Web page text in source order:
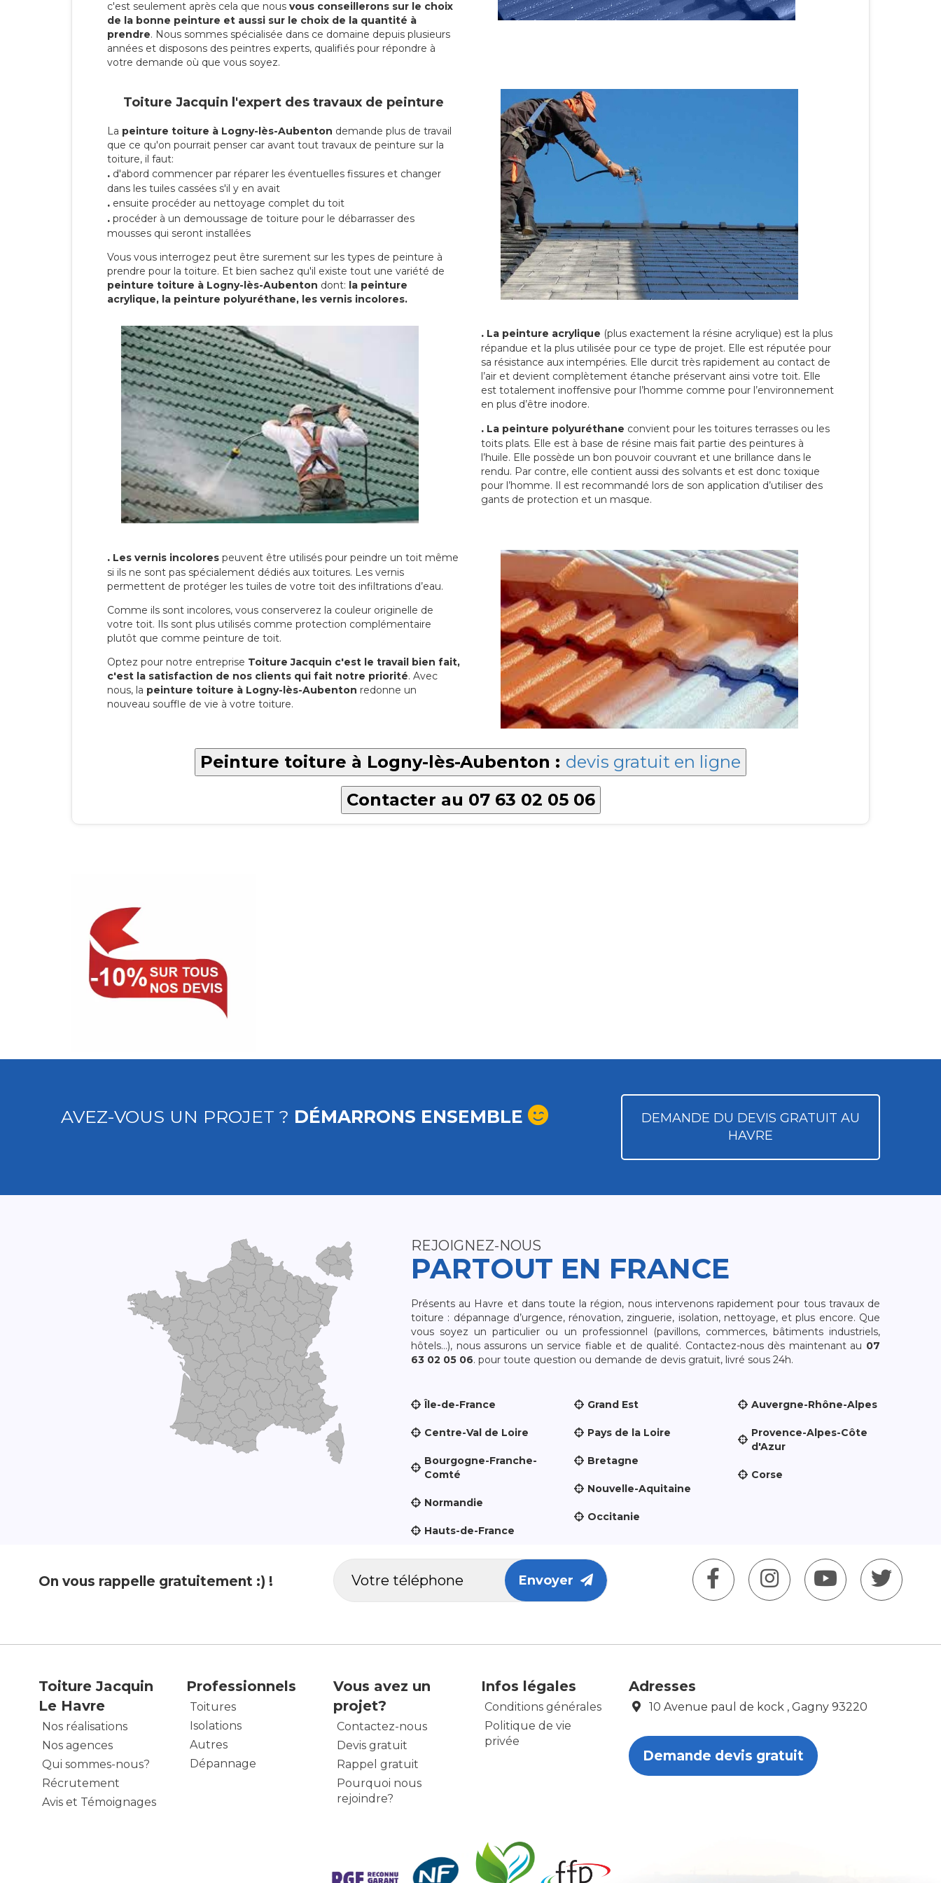
c'est seulement après cela que nous vous conseillerons sur le choix
de la bonne peinture et aussi sur le choix de la quantité à
prendre. Nous sommes spécialisée dans ce domaine depuis plusieurs
années et disposons des peintres experts, qualifiés pour répondre à
votre demande où que vous soyez.
Toiture Jacquin l'expert des travaux de peinture
La peinture toiture à Logny-lès-Aubenton demande plus de travail
que ce qu'on pourrait penser car avant tout travaux de peinture sur la
toiture, il faut:
. d'abord commencer par réparer les éventuelles fissures et changer
dans les tuiles cassées s'il y en avait
. ensuite procéder au nettoyage complet du toit
. procéder à un demoussage de toiture pour le débarrasser des
mousses qui seront installées
Vous vous interrogez peut être surement sur les types de peinture à
prendre pour la toiture. Et bien sachez qu'il existe tout une variété de
peinture toiture à Logny-lès-Aubenton dont: la peinture
acrylique, la peinture polyuréthane, les vernis incolores.
. La peinture acrylique (plus exactement la résine acrylique) est la plus
répandue et la plus utilisée pour ce type de projet. Elle est réputée pour
sa résistance aux intempéries. Elle durcit très rapidement au contact de
l’air et devient complètement étanche préservant ainsi votre toit. Elle
est totalement inoffensive pour l’homme comme pour l’environnement
en plus d’être inodore.
. La peinture polyuréthane convient pour les toitures terrasses ou les
toits plats. Elle est à base de résine mais fait partie des peintures à
l’huile. Elle possède un bon pouvoir couvrant et une brillance dans le
rendu. Par contre, elle contient aussi des solvants et est donc toxique
pour l’homme. Il est recommandé lors de son application d’utiliser des
gants de protection et un masque.
. Les vernis incolores peuvent être utilisés pour peindre un toit même
si ils ne sont pas spécialement dédiés aux toitures. Les vernis
permettent de protéger les tuiles de votre toit des infiltrations d’eau.
Comme ils sont incolores, vous conserverez la couleur originelle de
votre toit. Ils sont plus utilisés comme protection complémentaire
plutôt que comme peinture de toit.
Optez pour notre entreprise Toiture Jacquin c'est le travail bien fait,
c'est la satisfaction de nos clients qui fait notre priorité. Avec
nous, la peinture toiture à Logny-lès-Aubenton redonne un
nouveau souffle de vie à votre toiture.
Peinture toiture à Logny-lès-Aubenton : devis gratuit en ligne
Contacter au 07 63 02 05 06
AVEZ-VOUS UN PROJET ? DÉMARRONS ENSEMBLE
DEMANDE DU DEVIS GRATUIT AU
HAVRE
REJOIGNEZ-NOUS
PARTOUT EN FRANCE
Présents au Havre et dans toute la région, nous intervenons rapidement pour tous travaux de
toiture : dépannage d’urgence, rénovation, zinguerie, isolation, nettoyage, et plus encore. Que
vous soyez un particulier ou un professionnel (pavillons, commerces, bâtiments industriels,
hôtels…), nous assurons un service fiable et de qualité. Contactez-nous dès maintenant au 07
63 02 05 06. pour toute question ou demande de devis gratuit, livré sous 24h.
Île-de-France
Centre-Val de Loire
Bourgogne-Franche-
Comté
Normandie
Hauts-de-France
Grand Est
Pays de la Loire
Bretagne
Nouvelle-Aquitaine
Occitanie
Auvergne-Rhône-Alpes
Provence-Alpes-Côte
d'Azur
Corse
On vous rappelle gratuitement :) ! Envoyer
Toiture Jacquin
Le Havre
Nos réalisations
Nos agences
Qui sommes-nous?
Récrutement
Avis et Témoignages
Professionnels
Toitures
Isolations
Autres
Dépannage
Vous avez un
projet?
Contactez-nous
Devis gratuit
Rappel gratuit
Pourquoi nous
rejoindre?
Infos légales
Conditions générales
Politique de vie
privée
Adresses
10 Avenue paul de kock , Gagny 93220
Demande devis gratuit